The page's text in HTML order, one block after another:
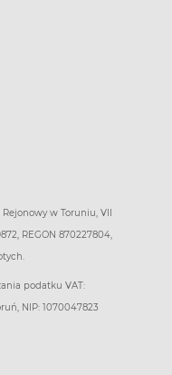
w Toruniu, VII
REGON 870227804,
podatku VAT:
NIP: 1070047823